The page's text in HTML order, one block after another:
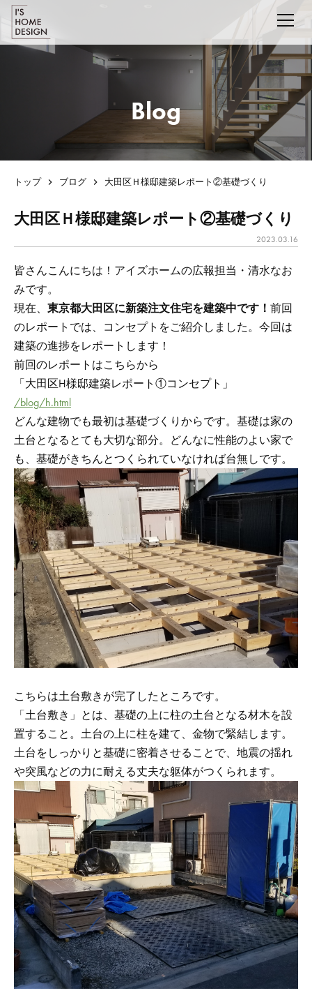
Blog
トップ ブログ 大田区Ｈ様邸建築レポート②基礎づくり
大田区Ｈ様邸建築レポート②基礎づくり
2023.03.16
皆さんこんにちは！アイズホームの広報担当・清水なお
みです。
現在、 東京都大田区に新築注文住宅を建築中です！ 前回
のレポートでは、コンセプトをご紹介しました。今回は
建築の進捗をレポートします！
前回のレポートはこちらから
「大田区H様邸建築レポート①コンセプト」
/blog/h.html
どんな建物でも最初は基礎づくりからです。基礎は家の
土台となるとても大切な部分。どんなに性能のよい家で
も、基礎がきちんとつくられていなければ台無しです。
こちらは土台敷きが完了したところです。
「土台敷き」とは、基礎の上に柱の土台となる材木を設
置すること。土台の上に柱を建て、金物で緊結します。
土台をしっかりと基礎に密着させることで、地震の揺れ
や突風などの力に耐える丈夫な躯体がつくられます。